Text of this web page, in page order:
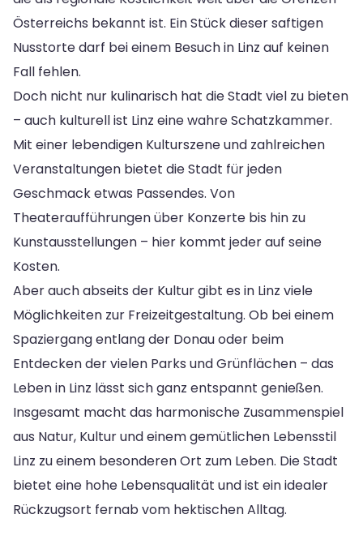
Österreichs bekannt ist. Ein Stück dieser saftigen
Nusstorte darf bei einem Besuch in Linz auf keinen
Fall fehlen.
Doch nicht nur kulinarisch hat die Stadt viel zu bieten
– auch kulturell ist Linz eine wahre Schatzkammer.
Mit einer lebendigen Kulturszene und zahlreichen
Veranstaltungen bietet die Stadt für jeden
Geschmack etwas Passendes. Von
Theateraufführungen über Konzerte bis hin zu
Kunstausstellungen – hier kommt jeder auf seine
Kosten.
Aber auch abseits der Kultur gibt es in Linz viele
Möglichkeiten zur Freizeitgestaltung. Ob bei einem
Spaziergang entlang der Donau oder beim
Entdecken der vielen Parks und Grünflächen – das
Leben in Linz lässt sich ganz entspannt genießen.
Insgesamt macht das harmonische Zusammenspiel
aus Natur, Kultur und einem gemütlichen Lebensstil
Linz zu einem besonderen Ort zum Leben. Die Stadt
bietet eine hohe Lebensqualität und ist ein idealer
Rückzugsort fernab vom hektischen Alltag.